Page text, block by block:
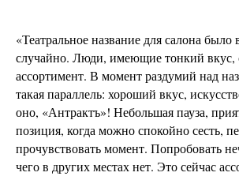
«Театральное название для салона
случайно. Люди, имеющие тонкий вкус,
ассортимент. В момент раздумий над
такая параллель: хороший вкус,
оно, «Антрактъ»! Небольшая пауза,
позиция, когда можно спокойно сесть,
прочувствовать момент. Попробовать
чего в других местах нет. Это сейчас